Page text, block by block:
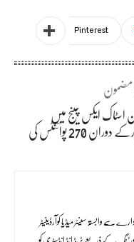
Pinterest
مضمون
اسٹاک ایکس چینج میں
کاروبارکے دوران 270 پوائنٹس کی
سے وابستہ سینئر میڈیا کوآرڈینیٹر